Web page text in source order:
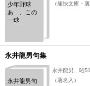
少年野球
あゝ、この
一球
（痛快文庫・
永井龍男句集
永井龍男句
永井龍男、昭
（署名入）